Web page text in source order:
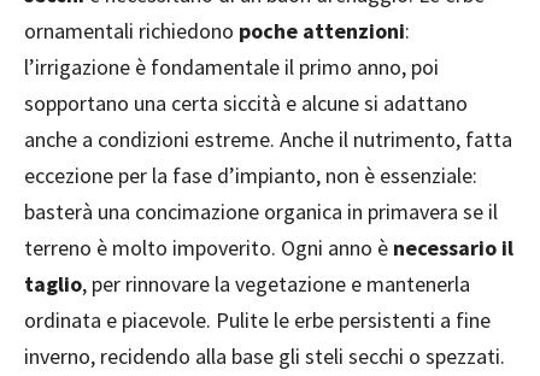
ornamentali richiedono poche attenzioni:
l’irrigazione è fondamentale il primo anno, poi
sopportano una certa siccità e alcune si adattano
anche a condizioni estreme. Anche il nutrimento, fatta
eccezione per la fase d’impianto, non è essenziale:
basterà una concimazione organica in primavera se il
terreno è molto impoverito. Ogni anno è necessario il
taglio, per rinnovare la vegetazione e mantenerla
ordinata e piacevole. Pulite le erbe persistenti a fine
inverno, recidendo alla base gli steli secchi o spezzati.